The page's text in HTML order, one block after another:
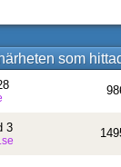
som
3